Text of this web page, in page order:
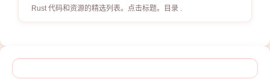
Rust 代码和资源的精选列表。点击标题。目录 .